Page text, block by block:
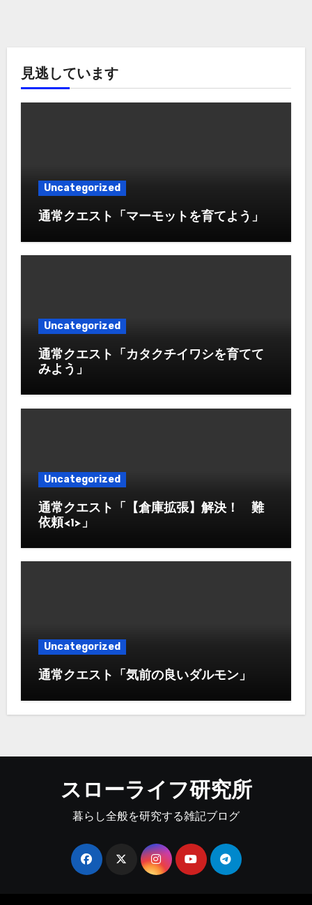
見逃しています
Uncategorized
通常クエスト「マーモットを育てよう」
Uncategorized
通常クエスト「カタクチイワシを育てて
みよう」
Uncategorized
通常クエスト「【倉庫拡張】解決！ 難
依頼<1>」
Uncategorized
通常クエスト「気前の良いダルモン」
スローライフ研究所
暮らし全般を研究する雑記ブログ